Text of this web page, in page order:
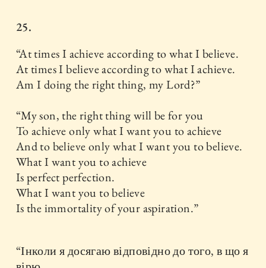
25.
“At times I achieve according to what I believe.
At times I believe according to what I achieve.
Am I doing the right thing, my Lord?”
“My son, the right thing will be for you
To achieve only what I want you to achieve
And to believe only what I want you to believe.
What I want you to achieve
Is perfect perfection.
What I want you to believe
Is the immortality of your aspiration.”
“Інколи я досягаю відповідно до того, в що я